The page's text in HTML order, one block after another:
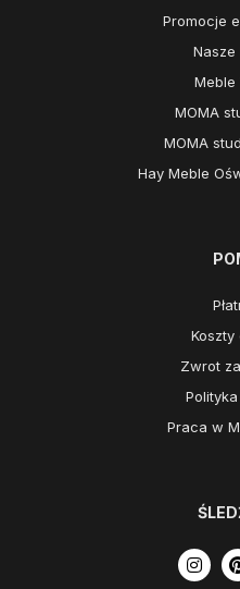
Promocje
Nasze
Meble
MOMA
MOMA
Hay Meble
Koszty
Zwrot
Praca w